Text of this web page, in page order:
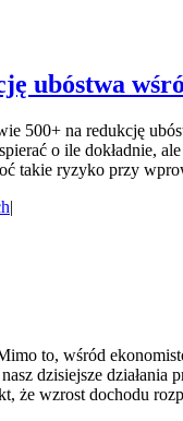
ubóstwa
500+ na redukcję
o ile dokładnie,
takie ryzyko przy
|
to, wśród
dzisiejsze
że wzrost dochodu